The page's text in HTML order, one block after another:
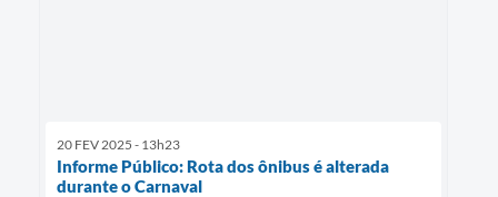
20 FEV 2025 - 13h23
Informe Público: Rota dos ônibus é alterada
durante o Carnaval